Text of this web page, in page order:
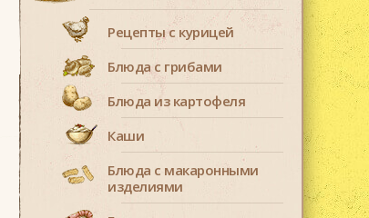
Рецепты с курицей
Блюда с грибами
Блюда из картофеля
Каши
Блюда с макаронными
изделиями